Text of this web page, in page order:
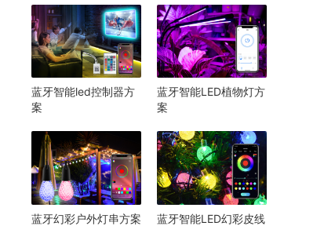
蓝牙智能led控制器方
案
蓝牙智能LED植物灯方
案
蓝牙幻彩户外灯串方案
蓝牙智能LED幻彩皮线